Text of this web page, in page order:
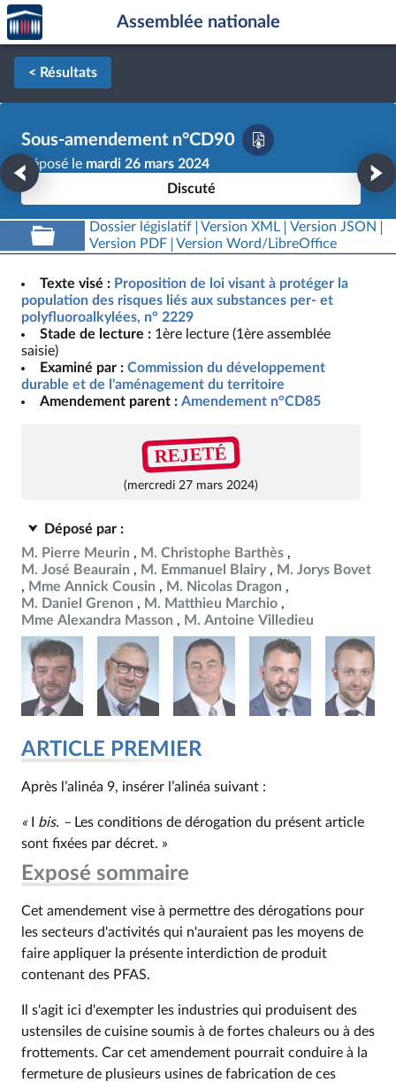
Aller au contenu
Aller en bas de la page
Accèder
à la
page
d'accueil
Assemblée nationale
< Résultats
Sous-amendement n°CD90
Déposé le mardi 26 mars 2024
Discuté
Dossier législatif Version XML
Version JSON
Version PDF
Version Word/LibreOffice
Texte visé : Proposition de loi visant à protéger la
population des risques liés aux substances per- et
polyfluoroalkylées, n° 2229
Stade de lecture : 1ère lecture (1ère assemblée
saisie)
Examiné par : Commission du développement
durable et de l'aménagement du territoire
Amendement parent : Amendement n°CD85
REJETÉ
(mercredi 27 mars 2024)
Déposé par :
M. Pierre Meurin
M. Christophe Barthès
M. José Beaurain
M. Emmanuel Blairy
M. Jorys Bovet
Mme Annick Cousin
M. Nicolas Dragon
M. Daniel Grenon
M. Matthieu Marchio
Mme Alexandra Masson
M. Antoine Villedieu
ARTICLE PREMIER
Après l’alinéa 9, insérer l’alinéa suivant :
« bis. – Les conditions de dérogation du présent article
sont fixées par décret. »
Exposé sommaire
Cet amendement vise à permettre des dérogations pour
les secteurs d'activités qui n'auraient pas les moyens de
faire appliquer la présente interdiction de produit
contenant des PFAS.
Il s'agit ici d'exempter les industries qui produisent des
ustensiles de cuisine soumis à de fortes chaleurs ou à des
frottements. Car cet amendement pourrait conduire à la
fermeture de plusieurs usines de fabrication de ces